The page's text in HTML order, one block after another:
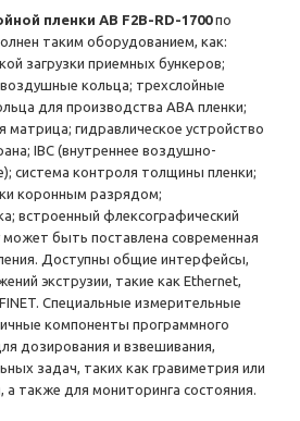
пленки AB F2B-RD-1700по
таким оборудованием, как:
загрузки приемных бункеров;
кольца; трехслойные
для производства АВА пленки;
матрица; гидравлическое устройство
IBC (внутреннее воздушно-
система контроля толщины пленки;
коронным разрядом;
встроенный флексографический
быть поставлена современная
Доступны общие интерфейсы,
экструзии, такие как Ethernet,
Специальные измерительные
компоненты программного
дозирования и взвешивания,
задач, таких как гравиметрия или
также для мониторинга состояния.